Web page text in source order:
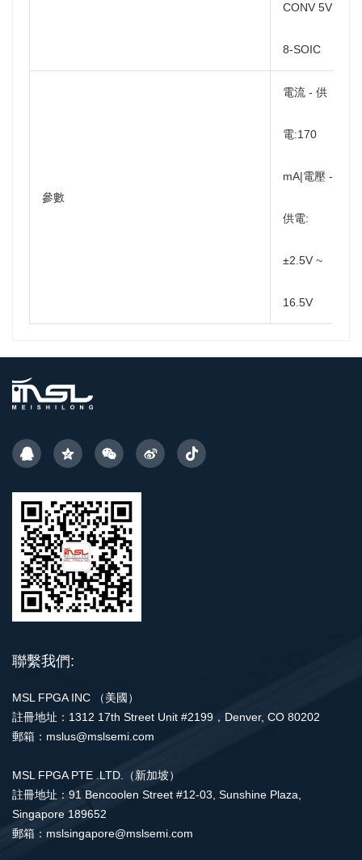
CONV 5V
8-SOIC
參數
電流 - 供
電:170
mA|電壓 -
供電:
±2.5V ~
16.5V
聯繫我們:
MSL FPGA INC （美國）
註冊地址：1312 17th Street Unit #2199，Denver, CO 80202
郵箱：mslus@mslsemi.com
MSL FPGA PTE .LTD.（新加坡）
註冊地址：91 Bencoolen Street #12-03, Sunshine Plaza,
Singapore 189652
郵箱：mslsingapore@mslsemi.com